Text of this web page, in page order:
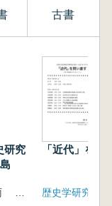
古書
研究
「近代」を問
歴史学研究会